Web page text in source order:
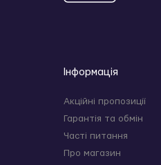
Інформація
Акційні пропозиції
Гарантія та обмін
Часті питання
Про магазин